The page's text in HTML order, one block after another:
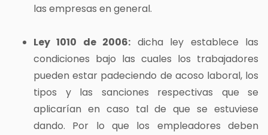
las empresas en general.
Ley 1010 de 2006: dicha ley establece las
condiciones bajo las cuales los trabajadores
pueden estar padeciendo de acoso laboral, los
tipos y las sanciones respectivas que se
aplicarían en caso tal de que se estuviese
dando. Por lo que los empleadores deben